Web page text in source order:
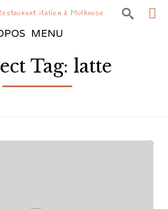
italien à Mulhouse 
MENU
Tag: latte